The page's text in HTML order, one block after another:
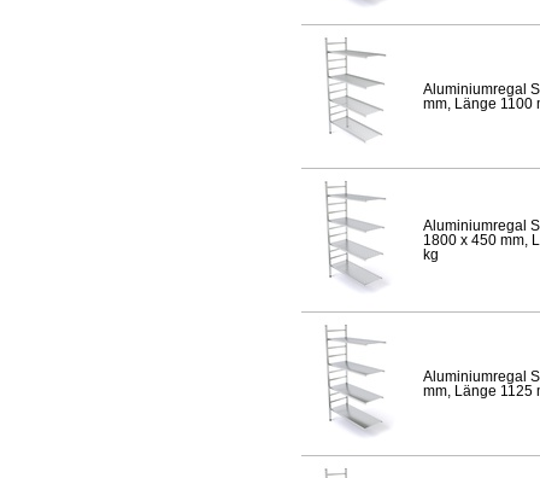
Aluminiumregal
mm, Länge 1100
Aluminiumregal
1800 x 450 mm,
kg
Aluminiumregal
mm, Länge 1125